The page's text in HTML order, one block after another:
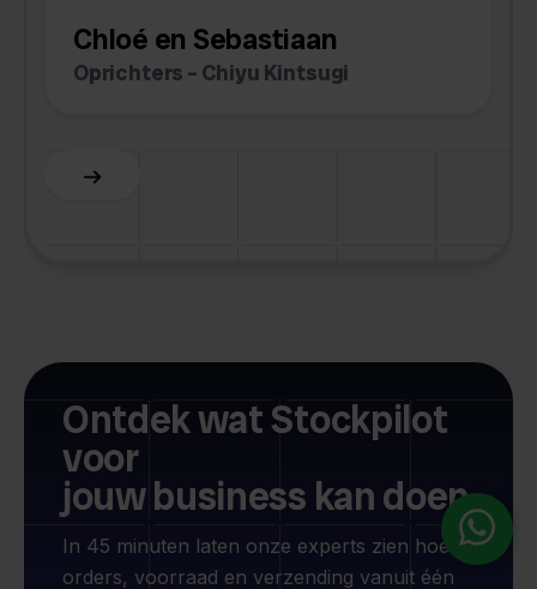
Chloé en Sebastiaan
Oprichters – Chiyu Kintsugi
Slide 2 of 6.
Ontdek wat Stockpilot
voor
jouw business kan doen
In 45 minuten laten onze experts zien hoe je
orders, voorraad en verzending vanuit één